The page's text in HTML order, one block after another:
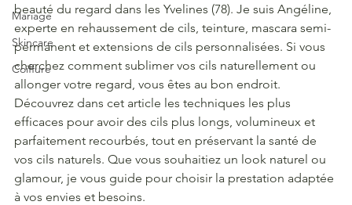
Mariage
Skincare
Coiffure
beauté du regard dans les Yvelines (78). Je suis Angéline,
experte en rehaussement de cils, teinture, mascara semi-
permanent et extensions de cils personnalisées. Si vous
cherchez comment sublimer vos cils naturellement ou
allonger votre regard, vous êtes au bon endroit.
Découvrez dans cet article les techniques les plus
efficaces pour avoir des cils plus longs, volumineux et
parfaitement recourbés, tout en préservant la santé de
vos cils naturels. Que vous souhaitiez un look naturel ou
glamour, je vous guide pour choisir la prestation adaptée
à vos envies et besoins.